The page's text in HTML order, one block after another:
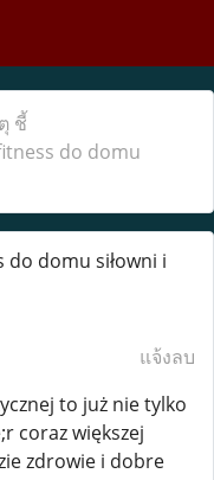
ชี้
do domu
domu siłowni i
แจ้งลบ
to już nie tylko
coraz większej
zdrowie i dobre